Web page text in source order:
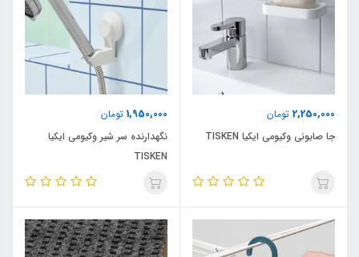
2,250,000 تومان
جا صابونی وکیومی ایکیا TISKEN
1,950,000 تومان
نگهدارنده سر شیر وکیومی ایکیا
TISKEN